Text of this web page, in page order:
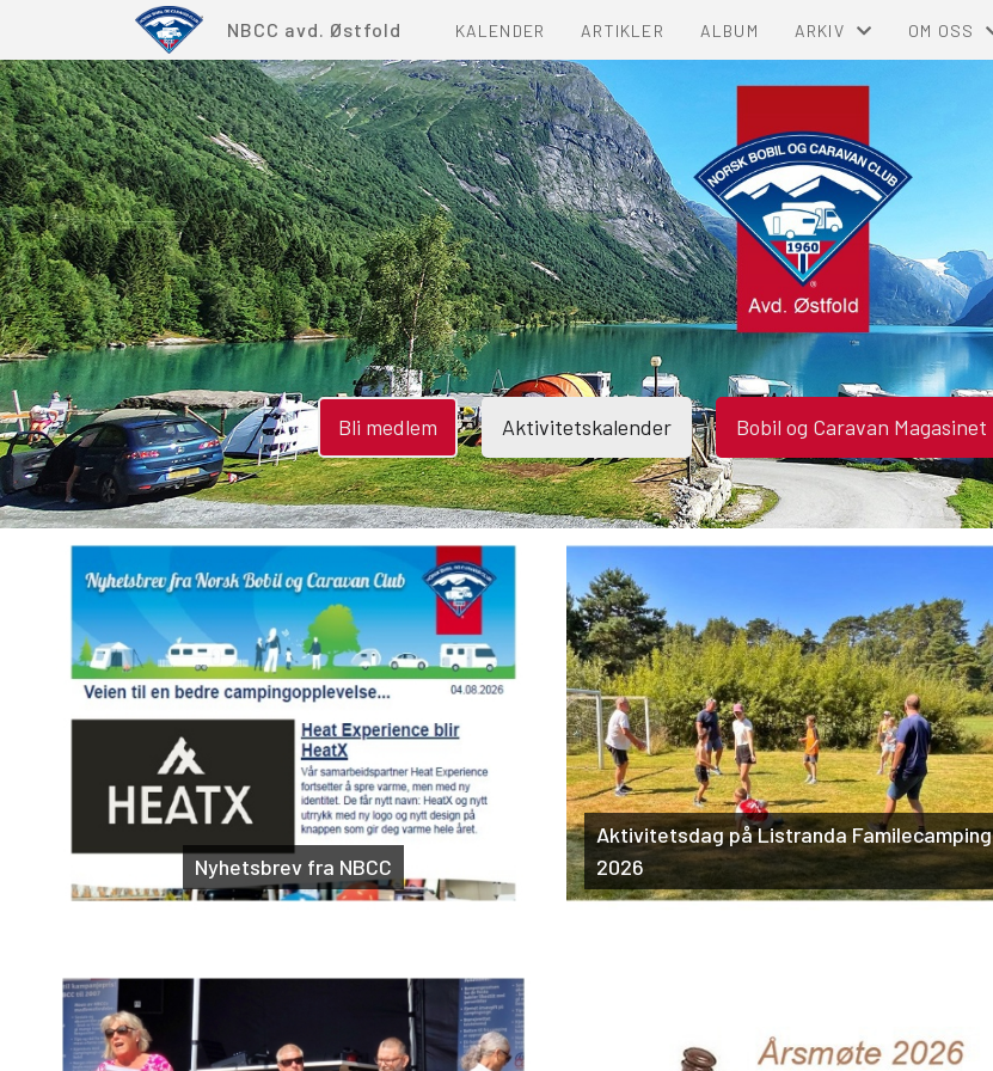
NBCC avd. Østfold KALENDER ARTIKLER ALBUM ARKIV
NBCC-NYTT
ØSTCAR
OM OSS
Bli medlem Aktivitetskalender Bobil og Caravan Magasinet
Nyhetsbrev fra NBCC
Aktivitetsdag på Listranda Familecamping
2026